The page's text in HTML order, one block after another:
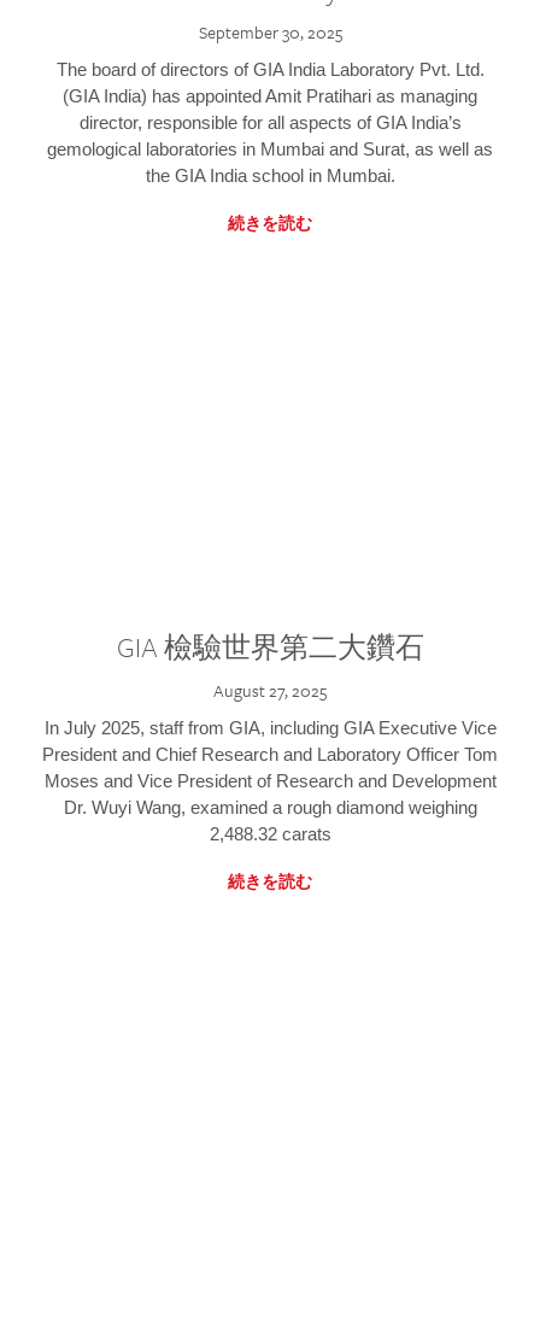
September 30, 2025
The board of directors of GIA India Laboratory Pvt. Ltd.
(GIA India) has appointed Amit Pratihari as managing
director, responsible for all aspects of GIA India’s
gemological laboratories in Mumbai and Surat, as well as
the GIA India school in Mumbai.
続きを読む
GIA 檢驗世界第二大鑽石
August 27, 2025
In July 2025, staff from GIA, including GIA Executive Vice
President and Chief Research and Laboratory Officer Tom
Moses and Vice President of Research and Development
Dr. Wuyi Wang, examined a rough diamond weighing
2,488.32 carats
続きを読む